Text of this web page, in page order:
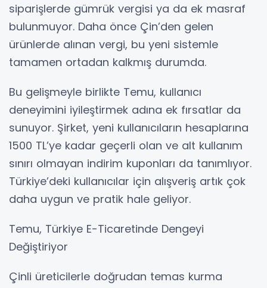
siparişlerde gümrük vergisi ya da ek masraf
bulunmuyor. Daha önce Çin’den gelen
ürünlerde alınan vergi, bu yeni sistemle
tamamen ortadan kalkmış durumda.
Bu gelişmeyle birlikte Temu, kullanıcı
deneyimini iyileştirmek adına ek fırsatlar da
sunuyor. Şirket, yeni kullanıcıların hesaplarına
1500 TL’ye kadar geçerli olan ve alt kullanım
sınırı olmayan indirim kuponları da tanımlıyor.
Türkiye’deki kullanıcılar için alışveriş artık çok
daha uygun ve pratik hale geliyor.
Temu, Türkiye E-Ticaretinde Dengeyi
Değiştiriyor
Çinli üreticilerle doğrudan temas kurma